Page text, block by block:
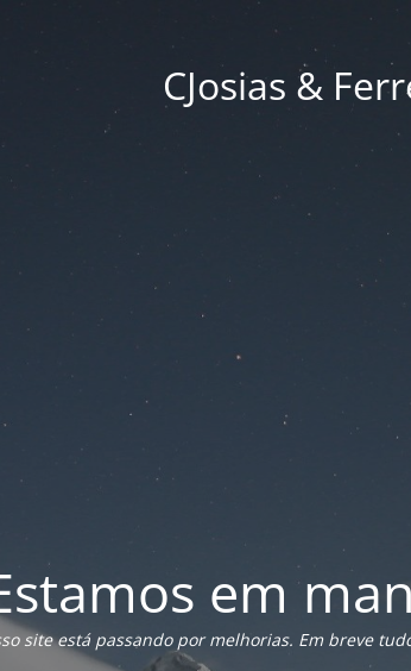
CJosias &
em
site está passando por melhorias. Em breve